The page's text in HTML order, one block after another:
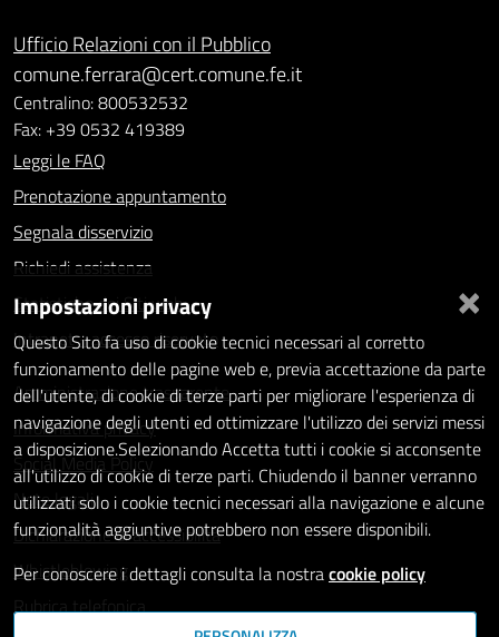
Ufficio Relazioni con il Pubblico
comune.ferrara@cert.comune.fe.it
Centralino: 800532532
Fax: +39 0532 419389
Leggi le FAQ
Prenotazione appuntamento
Segnala disservizio
Richiedi assistenza
Statistiche dei Siti web
Intranet - accesso riservato
Amministrazione trasparente
Informativa privacy
Social Media Policy
Note legali
Dichiarazione di accessibilità
Whistleblowing
Rubrica telefonica
×
Impostazioni privacy
Questo Sito fa uso di cookie tecnici necessari al corretto
funzionamento delle pagine web e, previa accettazione da parte
dell'utente, di cookie di terze parti per migliorare l'esperienza di
navigazione degli utenti ed ottimizzare l'utilizzo dei servizi messi
a disposizione.Selezionando Accetta tutti i cookie si acconsente
all'utilizzo di cookie di terze parti. Chiudendo il banner verranno
utilizzati solo i cookie tecnici necessari alla navigazione e alcune
funzionalità aggiuntive potrebbero non essere disponibili.
Per conoscere i dettagli consulta la nostracookie policy